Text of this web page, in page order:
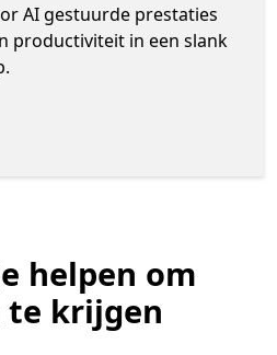
AI gestuurde prestaties
productiviteit in een slank
helpen om
te krijgen